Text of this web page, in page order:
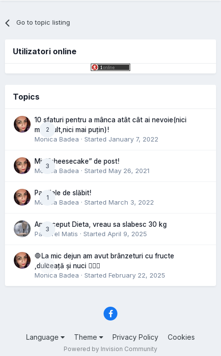
Go to topic listing
Utilizatori online
Topics
2
10 sfaturi pentru a mânca atât cât ai nevoie(nici
mai mult,nici mai puțin)!
Monica Badea · Started January 7, 2022
3
Mini”cheesecake” de post!
Monica Badea · Started May 26, 2021
1
Pastilele de slăbit!
Monica Badea · Started March 3, 2022
3
Am inceput Dieta, vreau sa slabesc 30 kg
Pastorel Matis · Started April 9, 2025
0
🛑La mic dejun am avut brânzeturi cu fructe
,dulceață și nuci 🤷🏻‍♀️
Monica Badea · Started February 22, 2025
Language Theme Privacy Policy Cookies
Powered by Invision Community